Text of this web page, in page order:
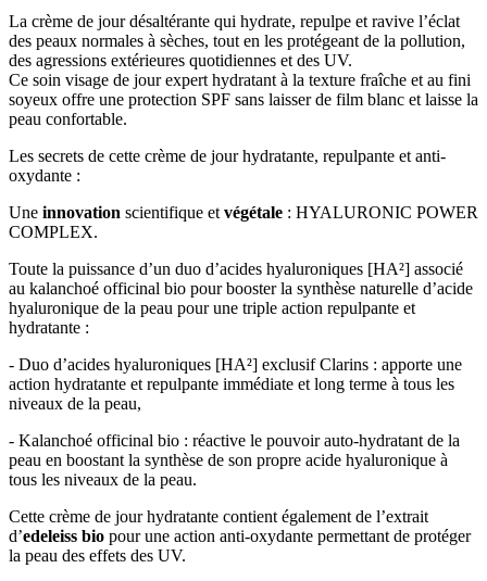
La crème de jour désaltérante qui hydrate, repulpe et ravive l’éclat
des peaux normales à sèches, tout en les protégeant de la pollution,
des agressions extérieures quotidiennes et des UV.
Ce soin visage de jour expert hydratant à la texture fraîche et au fini
soyeux offre une protection SPF sans laisser de film blanc et laisse la
peau confortable.
Les secrets de cette crème de jour hydratante, repulpante et anti-
oxydante :
Une innovation scientifique et végétale : HYALURONIC POWER
COMPLEX.
Toute la puissance d’un duo d’acides hyaluroniques [HA²] associé
au kalanchoé officinal bio pour booster la synthèse naturelle d’acide
hyaluronique de la peau pour une triple action repulpante et
hydratante :
- Duo d’acides hyaluroniques [HA²] exclusif Clarins : apporte une
action hydratante et repulpante immédiate et long terme à tous les
niveaux de la peau,
- Kalanchoé officinal bio : réactive le pouvoir auto-hydratant de la
peau en boostant la synthèse de son propre acide hyaluronique à
tous les niveaux de la peau.
Cette crème de jour hydratante contient également de l’extrait
d’edeleiss bio pour une action anti-oxydante permettant de protéger
la peau des effets des UV.